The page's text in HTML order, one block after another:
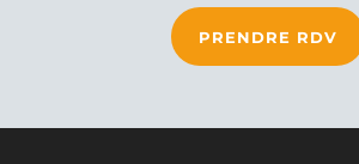
PRENDRE RDV